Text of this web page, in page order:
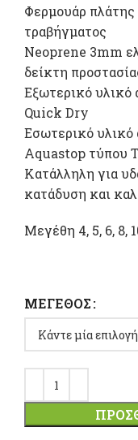
Φερμουάρ
τραβήγματος
Neoprene 3mm
δείκτη
Εξωτερικό
Quick Dry
Εσωτερικό
Aquastop τύπου
Κατάλληλη για
κατάδυση και
Μεγέθη 4, 5, 6, 8,
ΜΈΓΕΘΟΣ